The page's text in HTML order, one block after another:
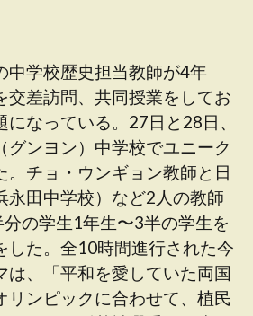
中学校歴史担当教師が4年
交差訪問、共同授業をしてお
になっている。27日と28日、
グンヨン）中学校でユニーク
。チョ・ウンギョン教師と日
永田中学校）など2人の教師
の学生1年生〜3半の学生を
した。全10時間進行された今
は、「平和を愛していた両国
リンピックに合わせて、植民